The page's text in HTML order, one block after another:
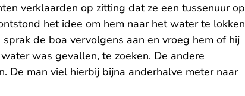
verklaarden op zitting dat ze een tussenuur op
het idee om hem naar het water te lokken
de boa vervolgens aan en vroeg hem of hij
was gevallen, te zoeken. De andere
De man viel hierbij bijna anderhalve meter naar